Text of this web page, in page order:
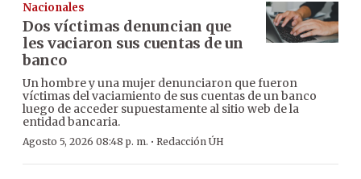
Nacionales
Dos víctimas denuncian que
les vaciaron sus cuentas de un
banco
Un hombre y una mujer denunciaron que fueron
víctimas del vaciamiento de sus cuentas de un banco
luego de acceder supuestamente al sitio web de la
entidad bancaria.
Agosto 5, 2026 08:48 p. m. · Redacción ÚH